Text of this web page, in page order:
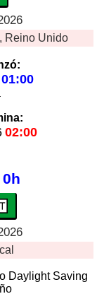
Reino Unido
01:00
02:00
0h
Daylight Saving